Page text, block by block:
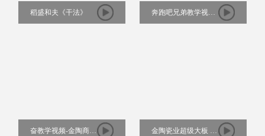
稻盛和夫《干法》
奔跑吧兄弟教学视频-
金陶商学院
奋教学视频-金陶商学
金陶瓷业超级大板 无